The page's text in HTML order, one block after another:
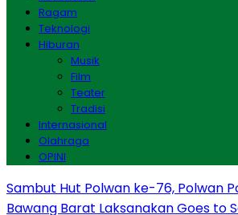
Ragam
Teknologi
Hiburan
Musik
Film
Teater
Tradisi
Internasional
Olahraga
OPINI
Sambut Hut Polwan ke-76, Polwan
Bawang Barat Laksanakan Goes to